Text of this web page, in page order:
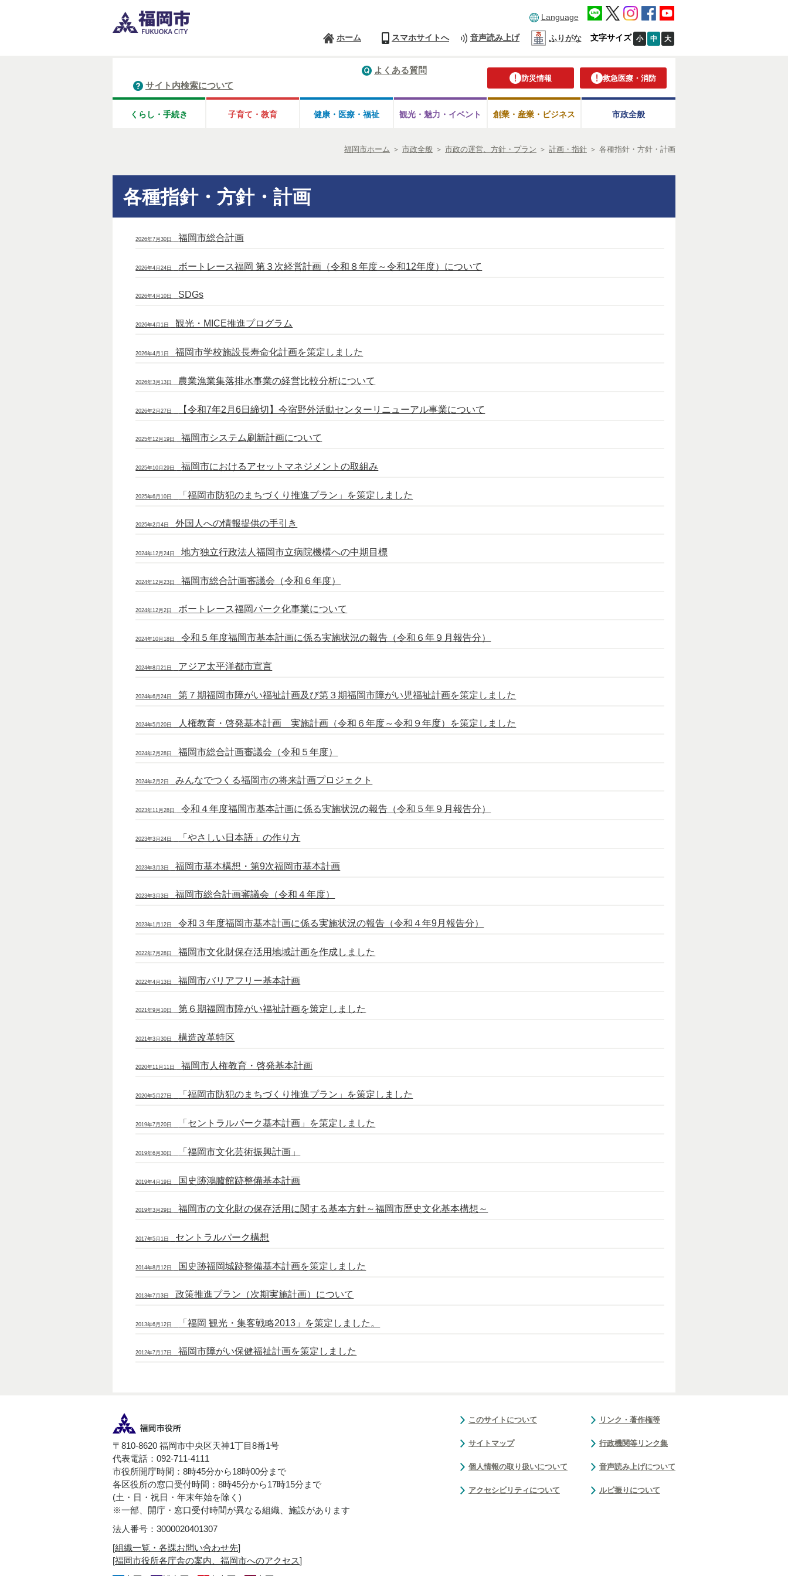
Language
ホーム スマホサイトへ 音声読み上げ ふりがな 文字サイズ 小 中 大
防災情報 救急医療・消防
よくある質問
サイト内検索について
くらし・手続き 子育て・教育 健康・医療・ 福祉 観光・魅力・ イベント 創業・産業・ビジネス 市政全般
福岡市ホーム ＞ 市政全般 ＞ 市政の運営、方針・プラン ＞ 計画・指針 ＞ 各種指針・方針・計画
各種指針・方針・計画
2026年7月30日 福岡市総合計画
2026年4月24日 ボートレース福岡 第３次経営計画（令和８年度～令和12年度）について
2026年4月10日 SDGs
2026年4月1日 観光・MICE推進プログラム
2026年4月1日 福岡市学校施設長寿命化計画を策定しました
2026年3月13日 農業漁業集落排水事業の経営比較分析について
2026年2月27日 【令和7年2月6日締切】今宿野外活動センターリニューアル事業について
2025年12月19日 福岡市システム刷新計画について
2025年10月29日 福岡市におけるアセットマネジメントの取組み
2025年6月10日 「福岡市防犯のまちづくり推進プラン」を策定しました
2025年2月4日 外国人への情報提供の手引き
2024年12月24日 地方独立行政法人福岡市立病院機構への中期目標
2024年12月23日 福岡市総合計画審議会（令和６年度）
2024年12月2日 ボートレース福岡パーク化事業について
2024年10月18日 令和５年度福岡市基本計画に係る実施状況の報告（令和６年９月報告分）
2024年8月21日 アジア太平洋都市宣言
2024年6月24日 第７期福岡市障がい福祉計画及び第３期福岡市障がい児福祉計画を策定しました
2024年5月20日 人権教育・啓発基本計画 実施計画（令和６年度～令和９年度）を策定しました
2024年2月28日 福岡市総合計画審議会（令和５年度）
2024年2月2日 みんなでつくる福岡市の将来計画プロジェクト
2023年11月28日 令和４年度福岡市基本計画に係る実施状況の報告（令和５年９月報告分）
2023年3月24日 「やさしい日本語」の作り方
2023年3月3日 福岡市基本構想・第9次福岡市基本計画
2023年3月3日 福岡市総合計画審議会（令和４年度）
2023年1月12日 令和３年度福岡市基本計画に係る実施状況の報告（令和４年9月報告分）
2022年7月28日 福岡市文化財保存活用地域計画を作成しました
2022年4月13日 福岡市バリアフリー基本計画
2021年9月10日 第６期福岡市障がい福祉計画を策定しました
2021年3月30日 構造改革特区
2020年11月11日 福岡市人権教育・啓発基本計画
2020年5月27日 「福岡市防犯のまちづくり推進プラン」を策定しました
2019年7月20日 「セントラルパーク基本計画」を策定しました
2019年6月30日 「福岡市文化芸術振興計画」
2019年4月19日 国史跡鴻臚館跡整備基本計画
2019年3月29日 福岡市の文化財の保存活用に関する基本方針～福岡市歴史文化基本構想～
2017年5月1日 セントラルパーク構想
2014年8月12日 国史跡福岡城跡整備基本計画を策定しました
2013年7月3日 政策推進プラン（次期実施計画）について
2013年6月12日 「福岡 観光・集客戦略2013」を策定しました。
2012年7月17日 福岡市障がい保健福祉計画を策定しました
〒810-8620 福岡市中央区天神1丁目8番1号
代表電話：092-711-4111
市役所開庁時間：8時45分から18時00分まで
各区役所の窓口受付時間：8時45分から17時15分まで
(土・日・祝日・年末年始を除く)
※一部、開庁・窓口受付時間が異なる組織、施設があります
法人番号：3000020401307
[組織一覧・各課お問い合わせ先]
[福岡市役所各庁舎の案内、福岡市へのアクセス]
このサイトについて
サイトマップ
個人情報の取り扱いについて
アクセシビリティについて
リンク・著作権等
行政機関等リンク集
音声読み上げについて
ルビ振りについて